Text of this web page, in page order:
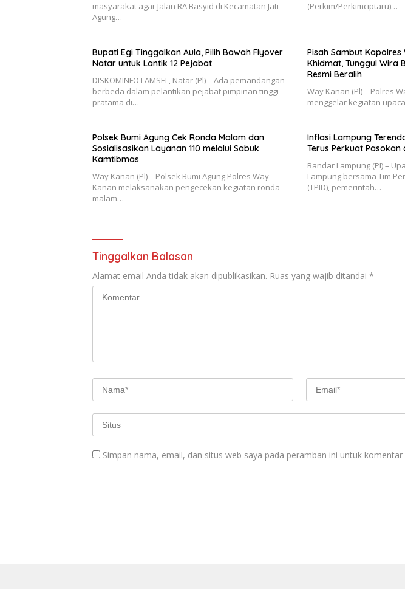
masyarakat agar Jalan RA Basyid di Kecamatan Jati
Agung…
(Perkim/Perkimciptaru)…
Bupati Egi Tinggalkan Aula, Pilih Bawah Flyover
Natar untuk Lantik 12 Pejabat
DISKOMINFO LAMSEL, Natar (Pl) – Ada pemandangan
berbeda dalam pelantikan pejabat pimpinan tinggi
pratama di…
Pisah Sambut
Khidmat, Tunggul Wira
Resmi Beralih
Way Kanan (Pl) – Polres
menggelar kegiatan
Polsek Bumi Agung Cek Ronda Malam dan
Sosialisasikan Layanan 110 melalui Sabuk
Kamtibmas
Way Kanan (Pl) – Polsek Bumi Agung Polres Way
Kanan melaksanakan pengecekan kegiatan ronda
malam…
Inflasi Lampung
Terus Perkuat
Bandar Lampung (PI) –
Lampung bersama Tim
(TPID), pemerintah…
Tinggalkan Balasan
Alamat email Anda tidak akan dipublikasikan. Ruas yang wajib ditandai *
Simpan nama, email, dan situs web saya pada peramban ini untuk komentar